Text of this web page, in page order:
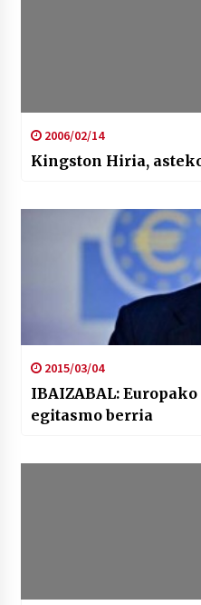
2006/02/14
Kingston Hiria,
2015/03/04
IBAIZABAL:
egitasmo berria